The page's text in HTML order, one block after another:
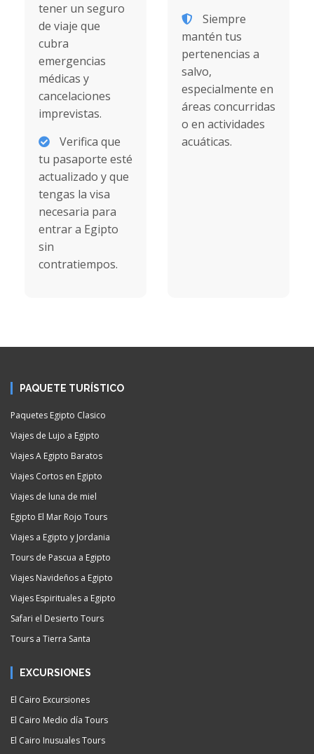
tener un seguro
de viaje que
cubra
emergencias
médicas y
cancelaciones
imprevistas.
Verifica que
tu pasaporte esté
actualizado y que
tengas la visa
necesaria para
entrar a Egipto
sin
contratiempos.
Siempre
mantén tus
pertenencias a
salvo,
especialmente en
áreas concurridas
o en actividades
acuáticas.
PAQUETE TURÍSTICO
Paquetes Egipto Clasico
Viajes de Lujo a Egipto
Viajes A Egipto Baratos
Viajes Cortos en Egipto
Viajes de luna de miel
Egipto El Mar Rojo Tours
Viajes a Egipto y Jordania
Tours de Pascua a Egipto
Viajes Navideños a Egipto
Viajes Espirituales a Egipto
Safari el Desierto Tours
Tours a Tierra Santa
EXCURSIONES
El Cairo Excursiones
El Cairo Medio día Tours
El Cairo Inusuales Tours